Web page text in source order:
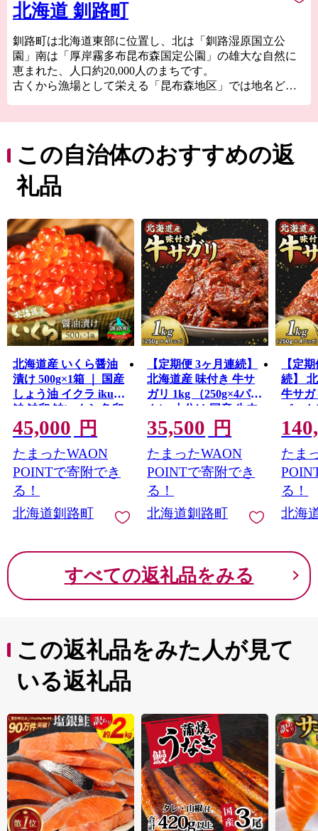
北海道 釧路町
釧路町は北海道東部に位置し、北は「釧路湿原国立公
園」南は「厚岸霧多布昆布森国定公園」の雄大な自然に
恵まれた、人口約20,000人のまちです。
古くから漁場として栄える「昆布森地区」では地名どお
くの買い物客が訪れ、道東の拠点商業地として、にぎわ
いが集中しています。
そんな「自然・グルメ・遊び」など、たくさんの魅力に
溢れる釧路町へぜひお越しください。
この自治体のおすすめの返
礼品
北海道産 いくら醤油
漬け 500g×1箱 ｜ 国産
しょう油 イクラ ikura
鮭 鮭卵 鮭いくら 魚卵
冷凍 魚介人気 スピー
ド発送 すぐ届く 魚介
類 海鮮 笹谷商店 せん
のすけ すぐ発送 50000
円 北海道 釧路町 釧路
超 特産品
45,000 円
たまったWAON
POINTで寄附でき
る！
北海道釧路町
【定期便 3ヶ月連続】
北海道産 味付き 牛サ
ガリ 1kg （250g×4パッ
ク） 小分け 国産 牛肉
焼肉 サガリ ハラミ 牛
牛ハラミ 焼き肉 BBQ
bbq 一人暮らし セット
おかず 牛サガリ丼 ホ
ルモン 冷凍 焼肉食材
専門店 トリプリしお
た 定期便 3ヶ月 3回 北
海道 釧路町 釧路超 特
35,500 円
たまったWAON
POINTで寄附でき
る！
北海道釧路町
【定
続】
牛サガ
パッ
牛肉
ミ 牛
BBQ
セット
リ丼
肉食材
リしお
道 釧
品
たま
る！
北海
すべての返礼品をみる
この返礼品をみた人が見て
いる返礼品